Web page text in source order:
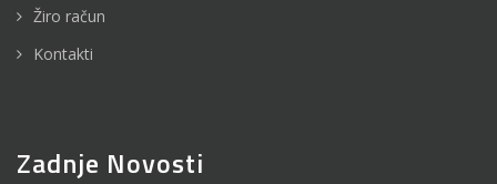
Žiro račun
Kontakti
Zadnje Novosti